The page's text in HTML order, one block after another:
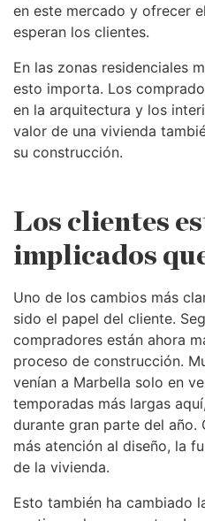
en este mercado y ofrecer
esperan los clientes.
En las zonas residenciales
esto importa. Los
en la arquitectura y los
valor de una vivienda
su construcción.
Los clientes
implicados
Uno de los cambios más
sido el papel del cliente.
compradores están ahora
proceso de construcción.
venían a Marbella solo en
temporadas más largas
durante gran parte del año.
más atención al diseño, la
de la vivienda.
Esto también ha cambiado